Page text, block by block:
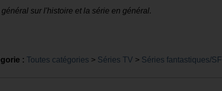
général sur l'histoire et la série en général.
: Toutes catégories > Séries TV > Séries fantastiques/SF